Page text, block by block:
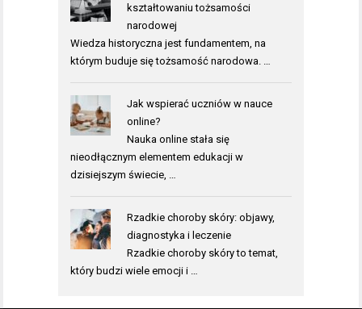
kształtowaniu tożsamości
narodowej
Wiedza historyczna jest fundamentem, na
którym buduje się tożsamość narodowa. …
Jak wspierać uczniów w nauce
online?
Nauka online stała się
nieodłącznym elementem edukacji w
dzisiejszym świecie, …
Rzadkie choroby skóry: objawy,
diagnostyka i leczenie
Rzadkie choroby skóry to temat,
który budzi wiele emocji i …